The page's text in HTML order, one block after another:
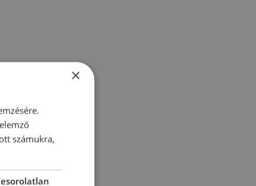
×
számukra,